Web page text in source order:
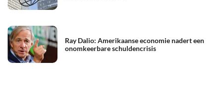
Ray Dalio: Amerikaanse economie nadert een
onomkeerbare schuldencrisis